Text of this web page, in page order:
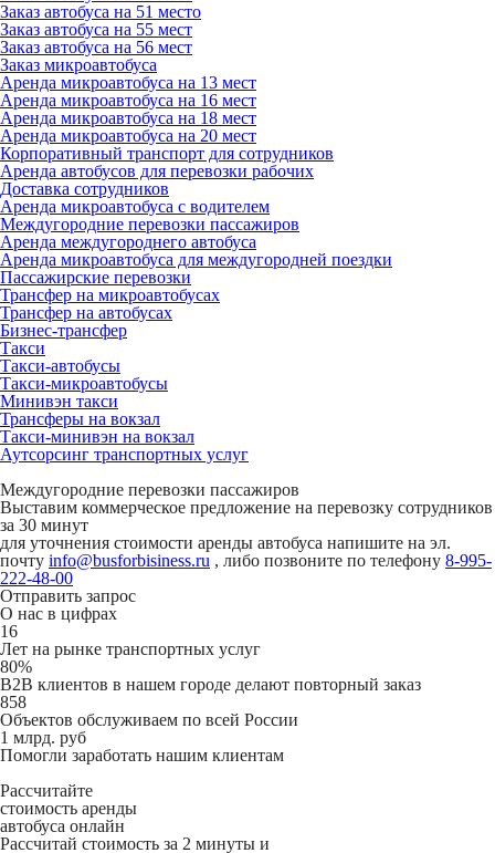
Заказ автобуса на 51 место
Заказ автобуса на 55 мест
Заказ автобуса на 56 мест
Заказ микроавтобуса
Аренда микроавтобуса на 13 мест
Аренда микроавтобуса на 16 мест
Аренда микроавтобуса на 18 мест
Аренда микроавтобуса на 20 мест
Корпоративный транспорт для сотрудников
Аренда автобусов для перевозки рабочих
Доставка сотрудников
Аренда микроавтобуса с водителем
Междугородние перевозки пассажиров
Аренда междугороднего автобуса
Аренда микроавтобуса для междугородней поездки
Пассажирские перевозки
Трансфер на микроавтобусах
Трансфер на автобусах
Бизнес-трансфер
Такси
Такси-автобусы
Такси-микроавтобусы
Минивэн такси
Трансферы на вокзал
Такси-минивэн на вокзал
Аутсорсинг транспортных услуг
Междугородние перевозки пассажиров
Выставим коммерческое предложение на перевозку сотрудников
за 30 минут
для уточнения стоимости аренды автобуса напишите на эл.
почту info@busforbisiness.ru , либо позвоните по телефону 8-995-
222-48-00
Отправить запрос
О нас в цифрах
16
Лет на рынке транспортных услуг
80%
B2B клиентов в нашем городе делают повторный заказ
858
Объектов обслуживаем по всей России
1 млрд. руб
Помогли заработать нашим клиентам
Рассчитайте
стоимость аренды
автобуса онлайн
Рассчитай стоимость за 2 минуты и